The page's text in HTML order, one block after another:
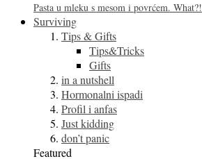
Pasta u mleku s mesom i povrćem. What?!
Surviving
Tips & Gifts
Tips&Tricks
Gifts
in a nutshell
Hormonalni ispadi
Profil i anfas
Just kidding
don’t panic
Featured